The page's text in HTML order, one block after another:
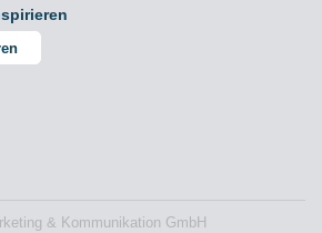
& Kommunikation GmbH